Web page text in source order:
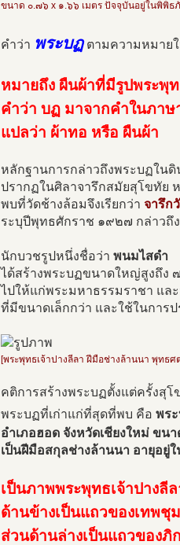
ขนาด ๐.๗๖ x ๑.๖๖ เมตร ปัจจุบันอยู่ในพิพิ
คำว่า พระบฏตามความหมาย
หมายถึง ผืนผ้าที่มีรูปพระพุ
คำว่า บฏ มาจากคำในภา
แปลว่า ผ้าทอ หรือ ผืนผ้า
หลักฐานการกล่าวถึงพระบฏใน
ปรากฏในศิลาจารึกสมัยสุโขทัย
พบที่วัดช้างล้อมจึงเรียกว่า จารึก
ระบุปีพุทธศักราช ๑๙๒๗ กล่าวถึง
นักบวชรูปหนึ่งชื่อว่า พนมไสดำ
ได้สร้างพระบฏขนาดใหญ่สูงถึง
ไปให้แก่พระมหาธรรมราชา แล
ที่มีขนาดเล็กกว่า และใช้ในการ
[พระพุทธเจ้าปางลีลา ฝีมือช่างล้านนา พุทธศ
คติการสร้างพระบฏตั้งแต่ครั้งสุ
พระบฏที่เก่าแก่ที่สุดที่พบ คือ พร
อำเภอฮอด จังหวัดเชียงใหม่ ขน
เป็นฝีมือสกุลช่างล้านนา อายุอยู่
เป็นภาพพระพุทธเจ้าปางลี
ด้านข้างเป็นแถวของเทพชุ
ส่วนด้านล่างเป็นแถวของภิ